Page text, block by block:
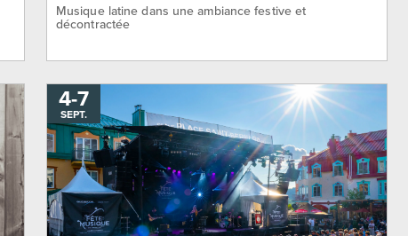
Musique latine dans une ambiance festive et
décontractée
4-AU
7
SEPT.